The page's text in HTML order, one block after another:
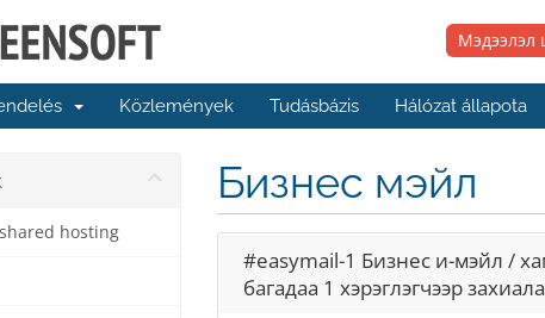
Мэдээлэл
Közlemények Tudásbázis Hálózat állapota
hosting
Бизнес мэйл
#easymail-1 Бизнес и-мэйл /
багадаа 1 хэрэглэгчээр